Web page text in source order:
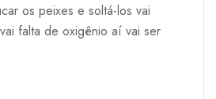
os peixes e soltá-los vai
falta de oxigênio aí vai ser